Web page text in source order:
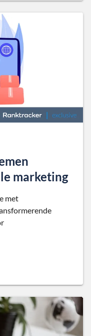
marketing
met